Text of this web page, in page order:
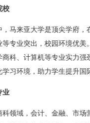
校
马来亚大学是顶尖学府
专业突出，校园环境优
商科、计算机等专业实力
习环境，助力学生提升国
业
领域，会计、金融、市